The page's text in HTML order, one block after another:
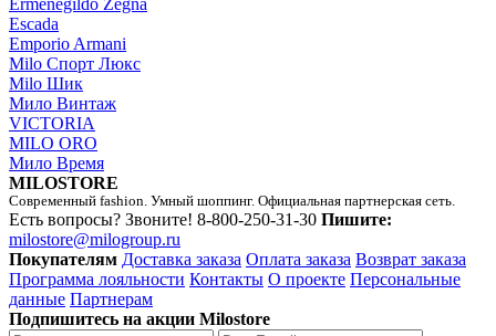
Escada
Emporio Armani
Milo Спорт Люкс
Milo Шик
Мило Винтаж
VICTORIA
MILO ORO
Мило Время
MILOSTORE
Современный fashion. Умный шоппинг. Официальная партнерская сеть.
Есть вопросы? Звоните! 8-800-250-31-30 Пишите:
milostore@milogroup.ru
Покупателям Доставка заказа Оплата заказа Возврат заказа
Программа лояльности Контакты О проекте Персональные
данные Партнерам
Подпишитесь на акции Milostore